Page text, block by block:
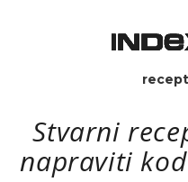
Stvarni
napraviti